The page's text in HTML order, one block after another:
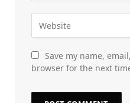
Save my name,
browser for the next